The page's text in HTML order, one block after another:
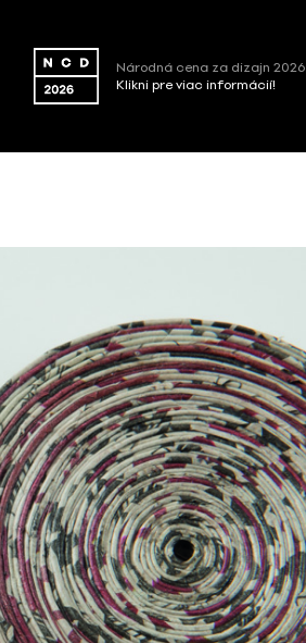
Národná cena za dizajn 2026
Klikni pre viac informácií!